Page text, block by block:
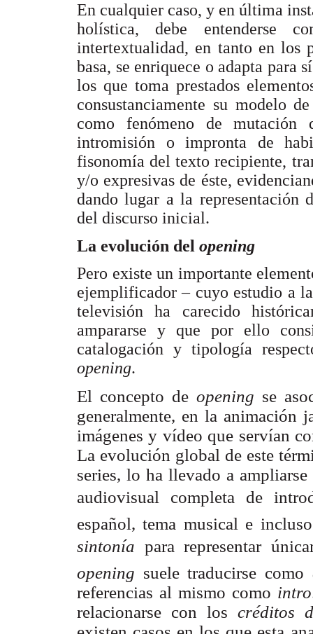
En cualquier caso, y en última
holística, debe entenderse
intertextualidad, en tanto en los
basa, se enriquece o adapta para
los que toma prestados
consustanciamente su modelo
como fenómeno de mutación
intromisión o impronta de
fisonomía del texto recipiente,
y/o expresivas de éste,
dando lugar a la representación
del discurso inicial.
La evolución del opening
Pero existe un importante
ejemplificador – cuyo estudio a
televisión ha carecido
ampararse y que por ello
catalogación y tipología
opening.
El concepto de opening se
generalmente, en la animación
imágenes y vídeo que servían
La evolución global de este
series, lo ha llevado a
audiovisual completa de
español, tema musical e
sintonía  para representar
opening suele traducirse como
referencias al mismo como intro
relacionarse con los créditos